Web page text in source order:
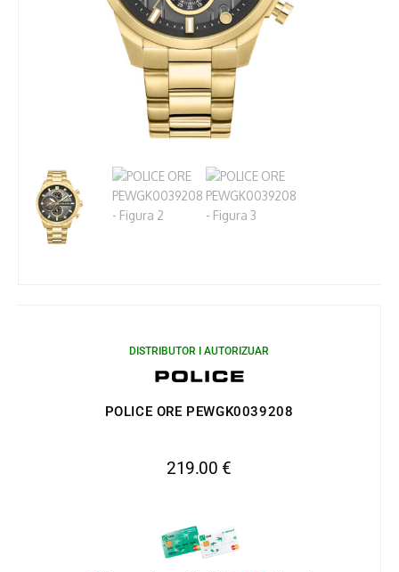
DISTRIBUTOR I AUTORIZUAR
POLICE ORE PEWGK0039208
219.00€